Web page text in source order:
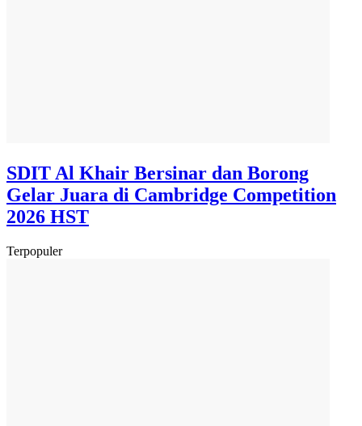
SDIT Al Khair Bersinar dan Borong
Gelar Juara di Cambridge Competition
2026 HST
Terpopuler